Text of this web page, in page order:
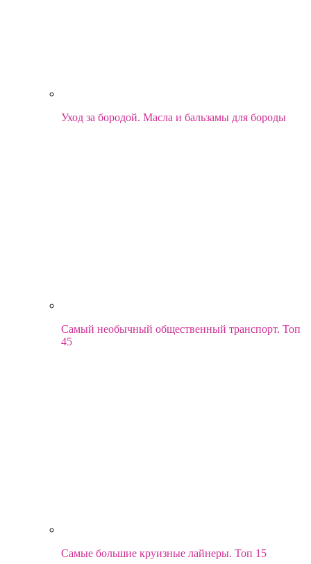
Уход за бородой. Масла и бальзамы для бороды
Самый необычный общественный транспорт. Топ
45
Самые большие круизные лайнеры. Топ 15